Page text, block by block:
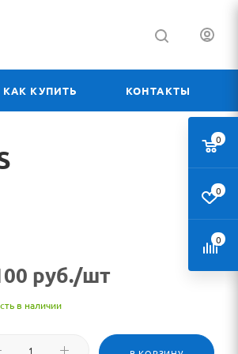
КАК КУПИТЬ КОНТАКТЫ
руб./шт
в наличии
0
0
0